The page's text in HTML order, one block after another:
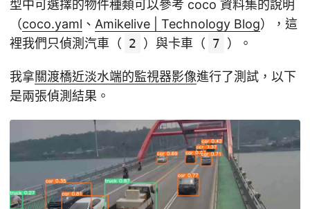
型中可選擇的物件種類可以參考 coco 資料集的說明
（coco.yaml 、 Amikelive | Technology Blog），這
裡我們只偵測汽車（ 2 ）與卡車（ 7 ）。
我拿關渡橋近淡水端的監視器影像進行了測試，以下
是兩張偵測結果。